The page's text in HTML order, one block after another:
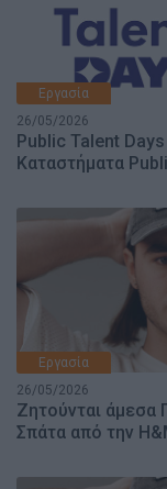
Εργασία
26/05/2026
Public Talent Days
Καταστήματα
Εργασία
26/05/2026
Ζητούνται άμεσα
Σπάτα από την